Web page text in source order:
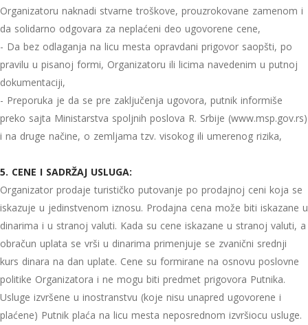
Organizatoru naknadi stvarne troškove, prouzrokovane zamenom i
da solidarno odgovara za neplaćeni deo ugovorene cene,
- Da bez odlaganja na licu mesta opravdani prigovor saopšti, po
pravilu u pisanoj formi, Organizatoru ili licima navedenim u putnoj
dokumentaciji,
- Preporuka je da se pre zaključenja ugovora, putnik informiše
preko sajta Ministarstva spoljnih poslova R. Srbije (www.msp.gov.rs)
i na druge načine, o zemljama tzv. visokog ili umerenog rizika,
5. CENE I SADRŽAJ USLUGA:
Organizator prodaje turističko putovanje po prodajnoj ceni koja se
iskazuje u jedinstvenom iznosu. Prodajna cena može biti iskazane u
dinarima i u stranoj valuti. Kada su cene iskazane u stranoj valuti, a
obračun uplata se vrši u dinarima primenjuje se zvanični srednji
kurs dinara na dan uplate. Cene su formirane na osnovu poslovne
politike Organizatora i ne mogu biti predmet prigovora Putnika.
Usluge izvršene u inostranstvu (koje nisu unapred ugovorene i
plaćene) Putnik plaća na licu mesta neposrednom izvršiocu usluge.